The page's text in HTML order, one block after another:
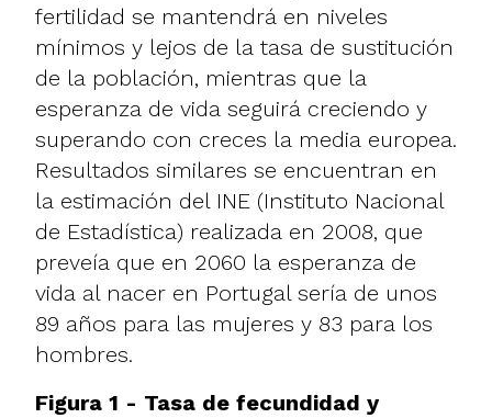
fertilidad se mantendrá en niveles
mínimos y lejos de la tasa de sustitución
de la población, mientras que la
esperanza de vida seguirá creciendo y
superando con creces la media europea.
Resultados similares se encuentran en
la estimación del INE (Instituto Nacional
de Estadística) realizada en 2008, que
preveía que en 2060 la esperanza de
vida al nacer en Portugal sería de unos
89 años para las mujeres y 83 para los
hombres.
Figura 1 - Tasa de fecundidad y